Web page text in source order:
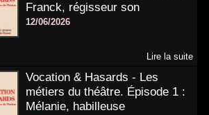
Franck, régisseur son
12/06/2026
Lire la suite
Vocation & Hasards - Les
métiers du théâtre. Épisode 1 :
Mélanie, habilleuse